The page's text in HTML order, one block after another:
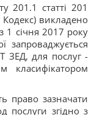
201.1 статті 201
Кодекс) викладено
1 січня 2017 року
запроваджується
ЗЕД, для послуг -
класифікатором
право зазначати
послуги згідно з